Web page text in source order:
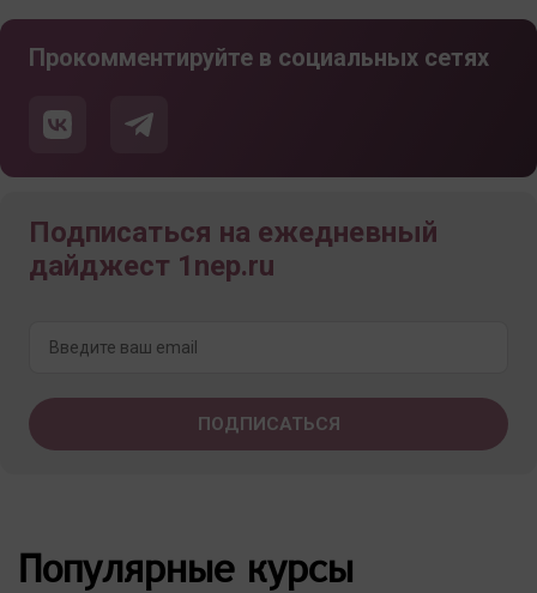
Прокомментируйте в социальных сетях
Подписаться на ежедневный
дайджест 1nep.ru
Популярные курсы